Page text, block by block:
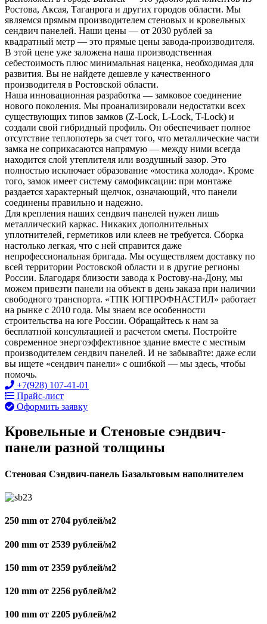
Ростова, Аксая, Таганрога и других городов области. Мы
являемся прямым производителем стеновых и кровельных
сендвич панелей. Наши цены — от 2030 рублей за
квадратный метр — это прямые цены завода-производителя.
В этой цене уже заложена наша производственная
себестоимость плюс минимальная наценка, необходимая для
развития. Вы не найдете дешевле у качественного
производителя в Ростовской области.
Наша инновационная разработка — замковое соединение
нового поколения. Мы проанализировали недостатки всех
существующих типов замков (Z-Lock, L-Lock, T-Lock) и
создали свой гибридный профиль. Он обеспечивает полное
отсутствие теплопотерь за счет того, что металлические части
замка не соприкасаются напрямую — между ними всегда
находится слой утеплителя или воздушный зазор. Это
полностью исключает образование «мостика холода». Кроме
того, замок имеет систему самофиксации: при монтаже
раздается характерный щелчок, означающий, что панели
соединены правильно и надежно.
Для крепления наших сендвич панелей нужен лишь
металлический каркас. Никаких дополнительных
уплотнителей, герметиков или клеев не требуется. Сборка
настолько легкая, что с ней справится даже
непрофессиональная бригада. Мы осуществляем доставку по
всей территории Ростовской области и в другие регионы
России. Благодаря близости завода к Ростову-на-Дону, мы
можем привезти панели на объект в день заказа при наличии
свободного транспорта. «ТПК ЮГПРОФНАСТИЛ» работает
на рынке с 2010 года. Мы знаем все особенности
строительства на юге России. Обращайтесь к нам за
бесплатной консультацией и расчетом сметы. Постройте
современное энергоэффективное здание вместе с местным
производителем сендвич панелей. И не забывайте: даже если
вы ищете «сендвич панели» с ошибкой — мы здесь, чтобы
помочь.
+7(928) 107-41-01
Прайс-лист
Оформить заявку
Кровельные и Стеновые сэндвич-
панели разной толщины
Стеновая Сэндвич-панель Базальтовым наполнителем
250 mm от 2704 рублей/м2
200 mm от 2539 рублей/м2
150 mm от 2359 рублей/м2
120 mm от 2256 рублей/м2
100 mm от 2205 рублей/м2